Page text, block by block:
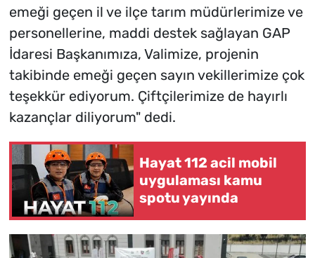
emeği geçen il ve ilçe tarım müdürlerimize ve
personellerine, maddi destek sağlayan GAP
İdaresi Başkanımıza, Valimize, projenin
takibinde emeği geçen sayın vekillerimize çok
teşekkür ediyorum. Çiftçilerimize de hayırlı
kazançlar diliyorum" dedi.
Hayat 112 acil mobil
uygulaması kamu
spotu yayında